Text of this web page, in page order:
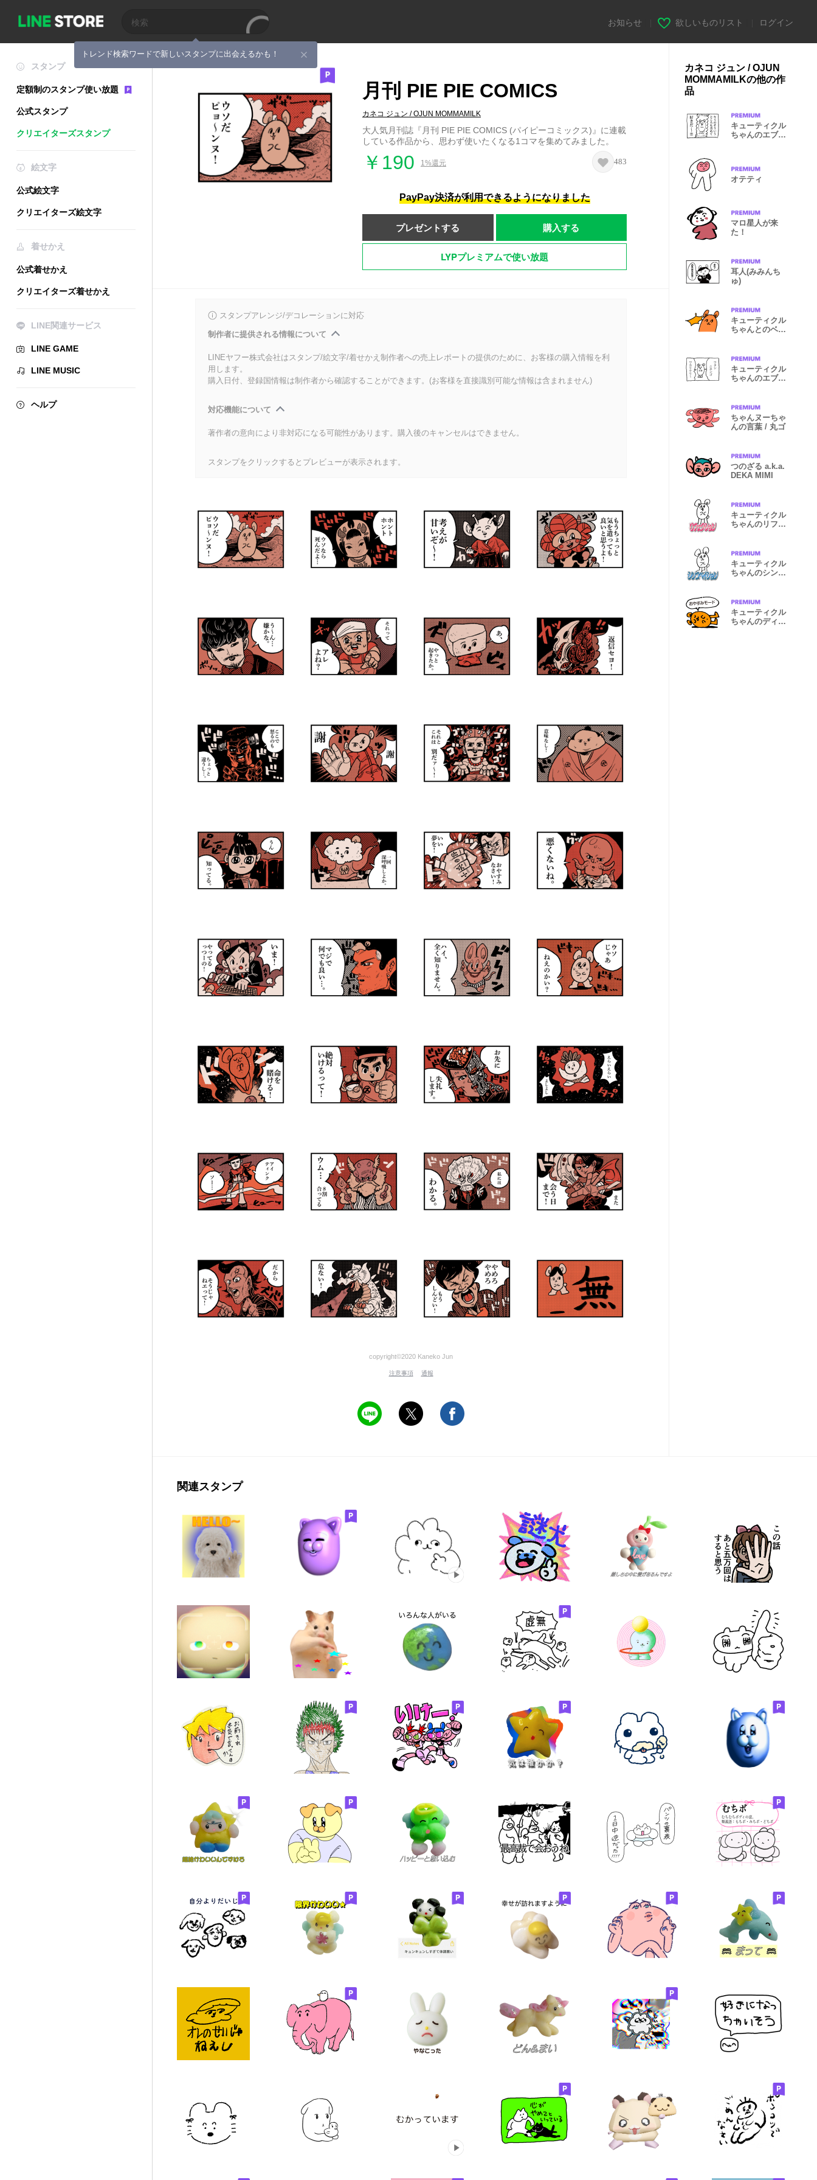
トレンド検索ワードで新しいスタンプに出会えるかも！
お知らせ 欲しいものリスト ログイン
スタンプ
定額制のスタンプ使い放題
公式スタンプ
クリエイターズスタンプ
絵文字
公式絵文字
クリエイターズ絵文字
着せかえ
公式着せかえ
クリエイターズ着せかえ
LINE関連サービス
LINE GAME
LINE MUSIC
ヘルプ
月刊 PIE PIE COMICS
カネコ ジュン / OJUN MOMMAMILK
大人気月刊誌『月刊 PIE PIE COMICS (パイピーコミックス)』に連載
している作品から、思わず使いたくなる1コマを集めてみました。
￥190 1%還元 483
PayPay決済が利用できるようになりました
プレゼントする 購入する
LYPプレミアムで使い放題
スタンプアレンジ/デコレーションに対応
制作者に提供される情報について
LINEヤフー株式会社はスタンプ/絵文字/着せかえ制作者への売上レポートの提供のために、お客様の購入情報を利
用します。
購入日付、登録国情報は制作者から確認することができます。(お客様を直接識別可能な情報は含まれません)
対応機能について
著作者の意向により非対応になる可能性があります。購入後のキャンセルはできません。
スタンプをクリックするとプレビューが表示されます。
copyright©2020 Kaneko Jun
注意事項 通報
カネコ ジュン / OJUN
MOMMAMILKの他の作
品
キューティクル
ちゃんのエブリ
オテティ
マロ星人が来
た！
耳人(みみんち
ゅ)
キューティクル
ちゃんとのベイ
キューティクル
ちゃんのエブリ
ちゃんヌーちゃ
んの言葉 / 丸ゴ
つのざる a.k.a.
DEKA MIMI
キューティクル
ちゃんのリフェ
キューティクル
ちゃんのシンコ
キューティクル
ちゃんのディビ
関連スタンプ